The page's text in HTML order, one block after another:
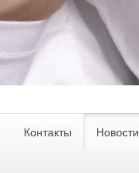
Контакты Новости